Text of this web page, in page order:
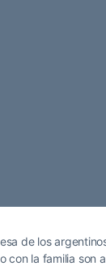
de los
con la familia son